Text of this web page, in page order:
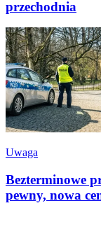
przechodnia
Uwaga
Bezterminowe
pewny, nowa